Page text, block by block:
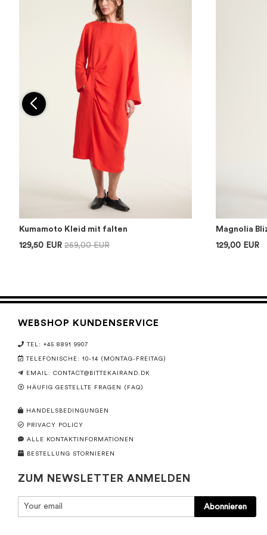
Kumamoto Kleid mit falten
129,50 EUR 259,00 EUR
Magnolia
129,00 EUR
WEBSHOP KUNDENSERVICE
TEL: +45 8891 9907
TELEFONISCHE: 10-14 (MONTAG-FREITAG)
EMAIL: CONTACT@BITTEKAIRAND.DK
HÄUFIG GESTELLTE FRAGEN (FAQ)
HANDELSBEDINGUNGEN
PRIVACY POLICY
ALLE KONTAKTINFORMATIONEN
BESTELLUNG STORNIEREN
ZUM NEWSLETTER ANMELDEN
Abonnieren